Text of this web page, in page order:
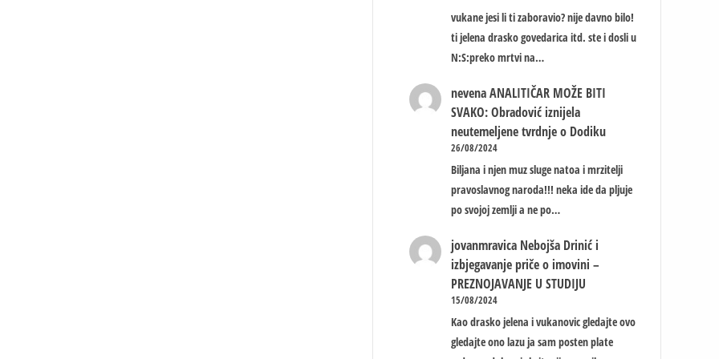
vukane jesi li ti zaboravio? nije davno bilo!
ti jelena drasko govedarica itd. ste i dosli u
N:S:preko mrtvi na…
nevena ANALITIČAR MOŽE BITI
SVAKO: Obradović iznijela
neutemeljene tvrdnje o Dodiku
26/08/2024
Biljana i njen muz sluge natoa i mrzitelji
pravoslavnog naroda!!! neka ide da pljuje
po svojoj zemlji a ne po…
jovanmravica Nebojša Drinić i
izbjegavanje priče o imovini –
PREZNOJAVANJE U STUDIJU
15/08/2024
Kao drasko jelena i vukanovic gledajte ovo
gledajte ono lazu ja sam posten plate